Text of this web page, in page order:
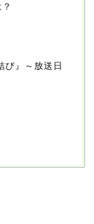
び』～放送日